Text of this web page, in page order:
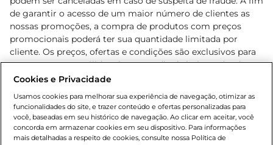
de garantir o acesso de um maior número de clientes as
nossas promoções, a compra de produtos com preços
promocionais poderá ter sua quantidade limitada por
cliente. Os preços, ofertas e condições são exclusivos para
o e-commerce e válidos durante o dia de hoje, podendo
sofrer alterações sem prévia notificação. Proibida a venda
Lei n.º 8069/90, art. 81, inciso II (Estatuto da Criança e do
Adolescente). Preços e condições exclusivos para o
www.bretas.com.br, podendo sofrer alterações sem aviso
prévio. O valor mínimo para as compras on-line é de R$
Cookies e Privacidade
Usamos cookies para melhorar sua experiência de navegação, otimizar as
funcionalidades do site, e trazer conteúdo e ofertas personalizadas para
você, baseadas em seu histórico de navegação. Ao clicar em aceitar, você
concorda em armazenar cookies em seu dispositivo. Para informações
mais detalhadas a respeito de cookies, consulte nossa Política de